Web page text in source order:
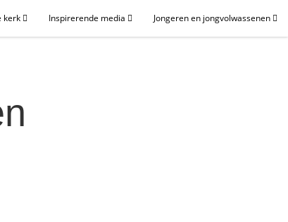
kerk Inspirerende media Jongeren en jongvolwassenen